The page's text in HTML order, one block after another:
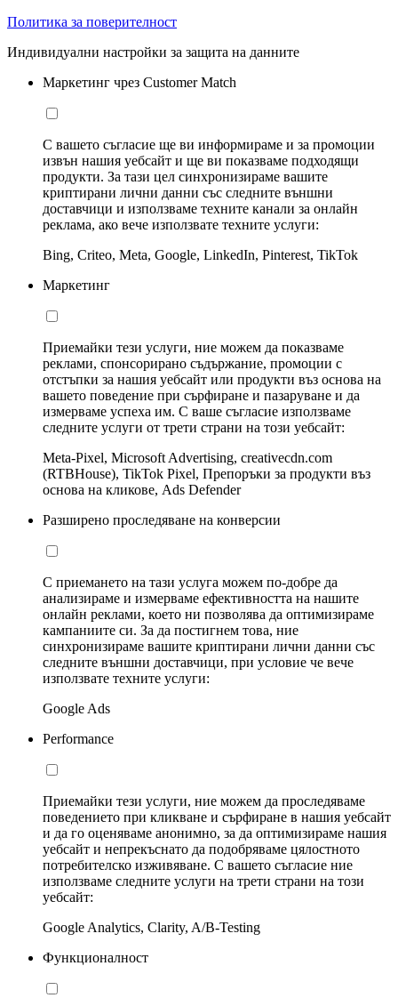
Политика за поверителност
Индивидуални настройки за защита на данните
Маркетинг чрез Customer Match
С вашето съгласие ще ви информираме и за промоции
извън нашия уебсайт и ще ви показваме подходящи
продукти. За тази цел синхронизираме вашите
криптирани лични данни със следните външни
доставчици и използваме техните канали за онлайн
реклама, ако вече използвате техните услуги:
Bing, Criteo, Meta, Google, LinkedIn, Pinterest, TikTok
Маркетинг
Приемайки тези услуги, ние можем да показваме
реклами, спонсорирано съдържание, промоции с
отстъпки за нашия уебсайт или продукти въз основа на
вашето поведение при сърфиране и пазаруване и да
измерваме успеха им. С ваше съгласие използваме
следните услуги от трети страни на този уебсайт:
Meta-Pixel, Microsoft Advertising, creativecdn.com
(RTBHouse), TikTok Pixel, Препоръки за продукти въз
основа на кликове, Ads Defender
Разширено проследяване на конверсии
С приемането на тази услуга можем по-добре да
анализираме и измерваме ефективността на нашите
онлайн реклами, което ни позволява да оптимизираме
кампаниите си. За да постигнем това, ние
синхронизираме вашите криптирани лични данни със
следните външни доставчици, при условие че вече
използвате техните услуги:
Google Ads
Performance
Приемайки тези услуги, ние можем да проследяваме
поведението при кликване и сърфиране в нашия уебсайт
и да го оценяваме анонимно, за да оптимизираме нашия
уебсайт и непрекъснато да подобряваме цялостното
потребителско изживяване. С вашето съгласие ние
използваме следните услуги на трети страни на този
уебсайт:
Google Analytics, Clarity, A/B-Testing
Функционалност